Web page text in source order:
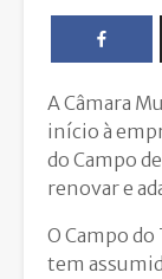
A Câmara
início à
do Campo
renovar e
O Campo
tem